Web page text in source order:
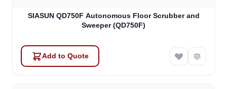
SIASUN QD750F Autonomous Floor Scrubber and
Sweeper (QD750F)
Add to Quote